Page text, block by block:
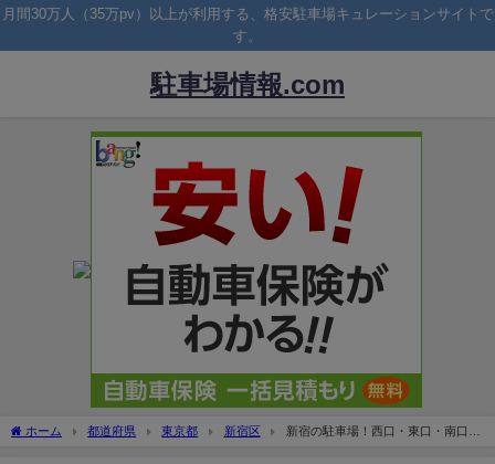
月間30万人（35万pv）以上が利用する、格安駐車場キュレーションサイトで
す。
駐車場情報.com
ホーム 都道府県 東京都 新宿区
新宿の駐車場！西口・東口・南口周